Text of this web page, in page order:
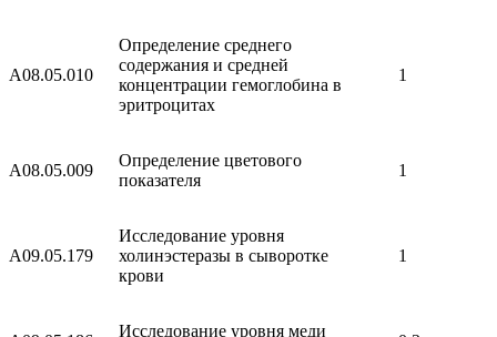
A08.05.010
Определение среднего
содержания и средней
концентрации гемоглобина в
эритроцитах
1
A08.05.009
Определение цветового
показателя
1
A09.05.179
Исследование уровня
холинэстеразы в сыворотке
крови
1
Исследование уровня меди